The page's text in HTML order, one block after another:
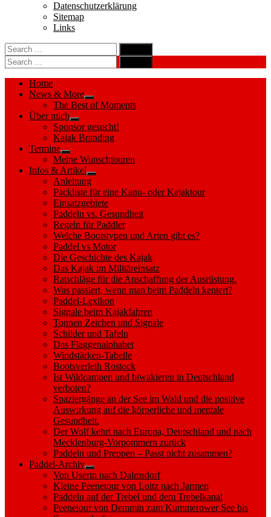
Datenschutzerklärung
Sitemap
Links
Search
for:
Search
Search
for:
Search
Home
News & More
Show
sub
The Best of Moments
Über mich
Show
sub
menu
Sponsor gesucht!
Kajak Branding
Termine
Show
sub
menu
Meine Wunschtouren
Infos & Artikel
Show
sub
menu
Anleitung
Packliste für eine Kanu- oder Kajaktour
Einsatzgebiete
Paddeln vs. Gesundheit
Regeln für Paddler
Welche Bootstypen und Arten gibt es?
Paddel vs Motor
Die Geschichte des Kajak
Das Kajak im Militäreinsatz
Ratschläge für die Anschaffung der Ausrüstung.
Was passiert, wenn man beim Paddeln kentert?
Paddel-Lexikon
Signale beim Kajakfahren
Tonnen Zeichen und Signale
Schilder und Tafeln
Das Flaggenalphabet
Windstärken-Tabelle
Bootsverleih Rostock
Ist Wildcampen und biwakieren in Deutschland
verboten?
Spaziergänge an der See im Wald und die positive
Auswirkung auf die körperliche und mentale
Gesundheit.
Der Wolf kehrt nach Europa, Deutschland und nach
Mecklenburg-Vorpommern zurück
Paddeln und Preppen – Passt nicht zusammen?
Paddel-Archiv
Show
sub
menu
Von Userin nach Dalmsdorf
Kleine Peenetour von Loitz nach Jarmen
Paddeln auf der Trebel und dem Trebelkanal
Peenetour von Demmin zum Kummerower See bis